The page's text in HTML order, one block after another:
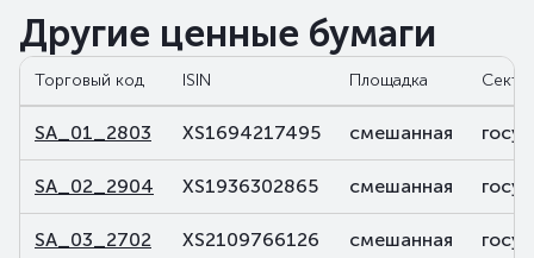
Другие ценные бумаги
Торговый код ISIN Площадка
SA_01_2803 XS1694217495 смешанная
SA_02_2904 XS1936302865 смешанная
SA_03_2702 XS2109766126 смешанная